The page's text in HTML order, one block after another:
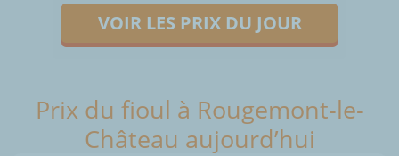
VOIR LES PRIX DU JOUR
Prix du fioul à Rougemont-le-
Château aujourd’hui